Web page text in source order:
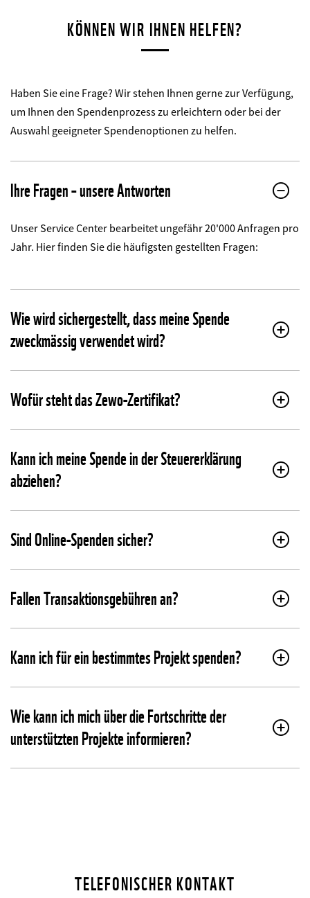
KÖNNEN WIR IHNEN HELFEN?
Haben Sie eine Frage? Wir stehen Ihnen gerne zur Verfügung,
um Ihnen den Spendenprozess zu erleichtern oder bei der
Auswahl geeigneter Spendenoptionen zu helfen.
Ihre Fragen – unsere Antworten
Unser Service Center bearbeitet ungefähr 20'000 Anfragen pro
Jahr. Hier finden Sie die häufigsten gestellten Fragen:
Wie wird sichergestellt, dass meine Spende
zweckmässig verwendet wird?
Wofür steht das Zewo-Zertifikat?
Kann ich meine Spende in der Steuererklärung
abziehen?
Sind Online-Spenden sicher?
Fallen Transaktionsgebühren an?
Kann ich für ein bestimmtes Projekt spenden?
Wie kann ich mich über die Fortschritte der
unterstützten Projekte informieren?
TELEFONISCHER KONTAKT